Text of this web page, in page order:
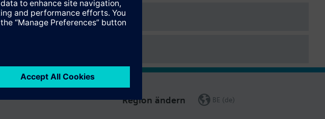
Region ändern BE (de)